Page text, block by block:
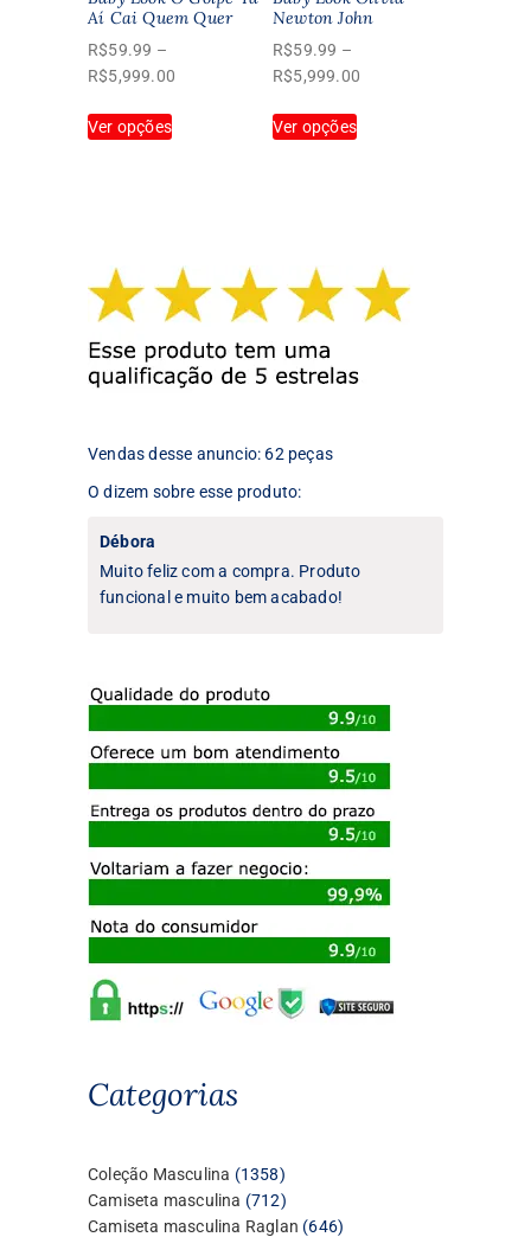
produto
do
Aí Cai Quem Quer
R$59.99 –
R$5,999.00
Ver opçõesproduto
opções
podem
ser
escolhidas
na
produto
Newton John
R$59.99 –
R$5,999.00
Ver opçõesproduto
opções
podem
ser
na
Vendas desse anuncio: 62 peças
O dizem sobre esse produto:
Débora
Muito feliz com a compra. Produto
funcional e muito bem acabado!
Categorias
Coleção Masculina 13581358
produtos
Camiseta masculina 712712
produtos
Camiseta masculina Raglan 646646